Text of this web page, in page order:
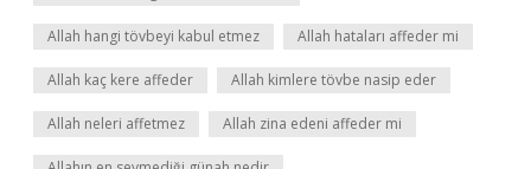
Allah hangi tövbeyi kabul etmez Allah hataları affeder mi
Allah kaç kere affeder Allah kimlere tövbe nasip eder
Allah neleri affetmez Allah zina edeni affeder mi